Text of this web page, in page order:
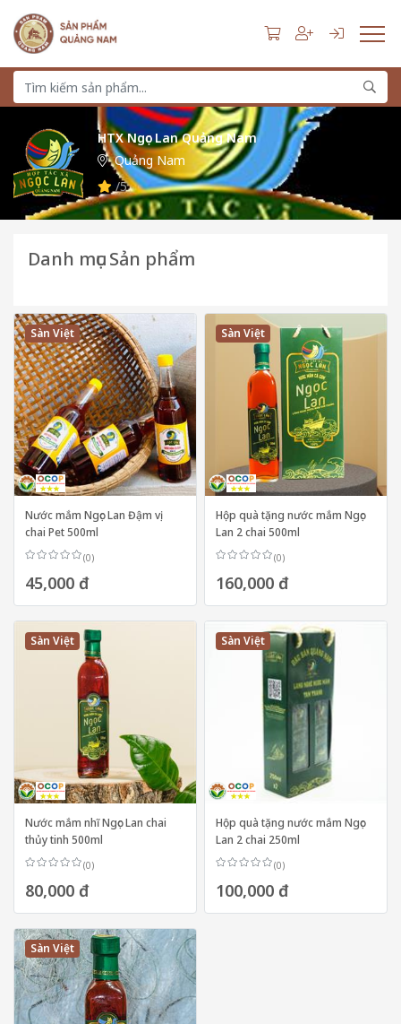
HTX Ngọc Lan Quảng Nam
Quảng Nam
/5
Danh mục Sản phẩm
Sàn Việt
Nước mắm Ngọc Lan Đậm vị
chai Pet 500ml
(0)
45,000 đ
Sàn Việt
Hộp quà tặng nước mắm Ngọc
Lan 2 chai 500ml
(0)
160,000 đ
Sàn Việt
Nước mắm nhĩ Ngọc Lan chai
thủy tinh 500ml
(0)
80,000 đ
Sàn Việt
Hộp quà tặng nước mắm Ngọc
Lan 2 chai 250ml
(0)
100,000 đ
Sàn Việt